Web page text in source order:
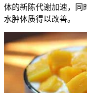
体的新陈代谢加速，同
水肿体质得以改善。